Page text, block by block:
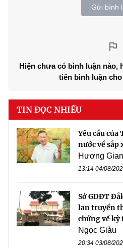
Gửi bình
Hiện chưa có bình luận
tiên bình luận
TIN ĐỌC NHIỀU
Yêu cầu
nước về sắp
Hương
13:14 04/08/
Sở GDĐT
lan truyền
chứng về
Ngọc Giàu
20:34 03/08/